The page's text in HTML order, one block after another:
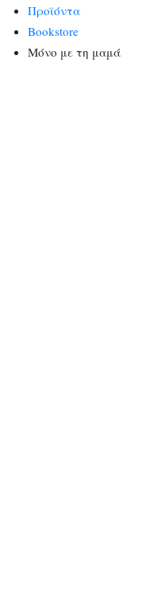
Προϊόντα
Bookstore
Μόνο με τη μαμά